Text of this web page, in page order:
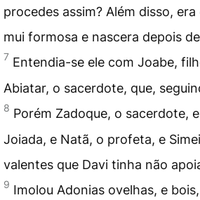
procedes assim? Além disso,
mui formosa e nascera depois
7 Entendia-se ele com Joabe,
Abiatar, o sacerdote, que,
8 Porém Zadoque, o sacerdote,
Joiada, e Natã, o profeta, e
valentes que Davi tinha não
9 Imolou Adonias ovelhas, e